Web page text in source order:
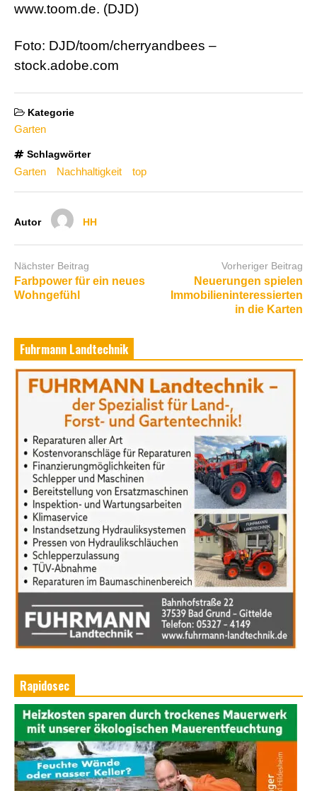
www.toom.de. (DJD)
Foto: DJD/toom/cherryandbees –
stock.adobe.com
Kategorie
Garten
Schlagwörter
Garten Nachhaltigkeit top
Autor HH
Nächster Beitrag
Farbpower für ein neues
Wohngefühl
Vorheriger Beitrag
Neuerungen spielen
Immobilieninteressierten
in die Karten
Fuhrmann Landtechnik
Rapidosec